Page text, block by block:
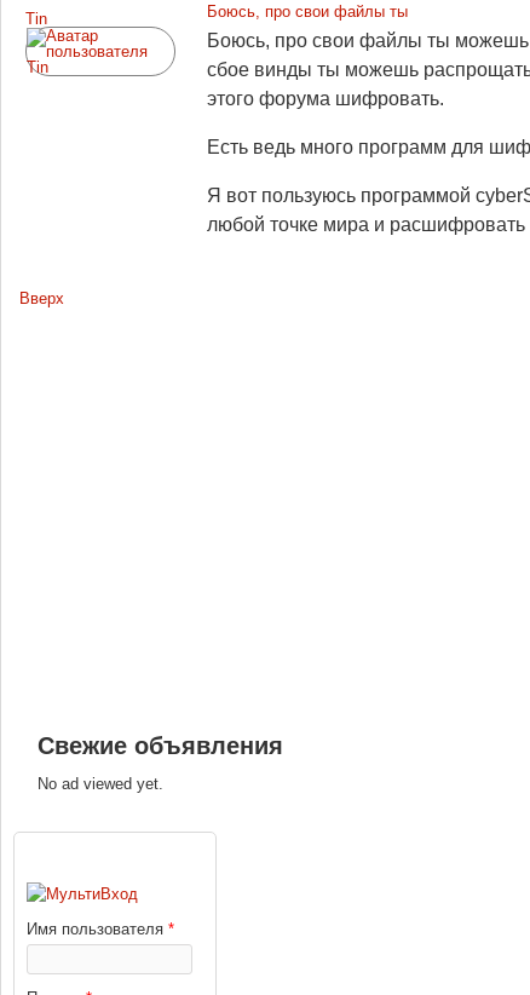
Tin
Боюсь, про свои файлы ты
Боюсь, про свои файлы ты можешь
сбое винды ты можешь
этого форума шифровать.
Есть ведь много программ для
Я вот пользуюсь программой
любой точке мира и расшифровать
Вверх
Свежие объявления
No ad viewed yet.
Имя пользователя *